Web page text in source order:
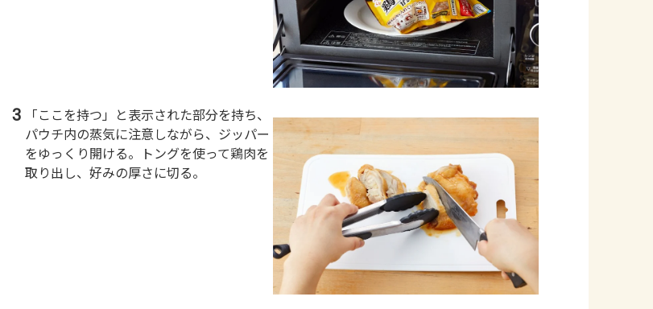
3
「ここを持つ」と表示された部分を持ち、
パウチ内の蒸気に注意しながら、ジッパー
をゆっくり開ける。トングを使って鶏肉を
取り出し、好みの厚さに切る。